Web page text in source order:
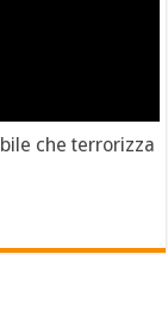
che terrorizza